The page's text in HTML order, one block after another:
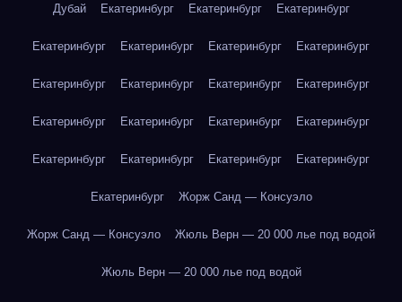
Дубай Екатеринбург Екатеринбург Екатеринбург
Екатеринбург Екатеринбург Екатеринбург Екатеринбург
Екатеринбург Екатеринбург Екатеринбург Екатеринбург
Екатеринбург Екатеринбург Екатеринбург Екатеринбург
Екатеринбург Екатеринбург Екатеринбург Екатеринбург
Екатеринбург Жорж Санд — Консуэло
Жорж Санд — Консуэло Жюль Верн — 20 000 лье под водой
Жюль Верн — 20 000 лье под водой